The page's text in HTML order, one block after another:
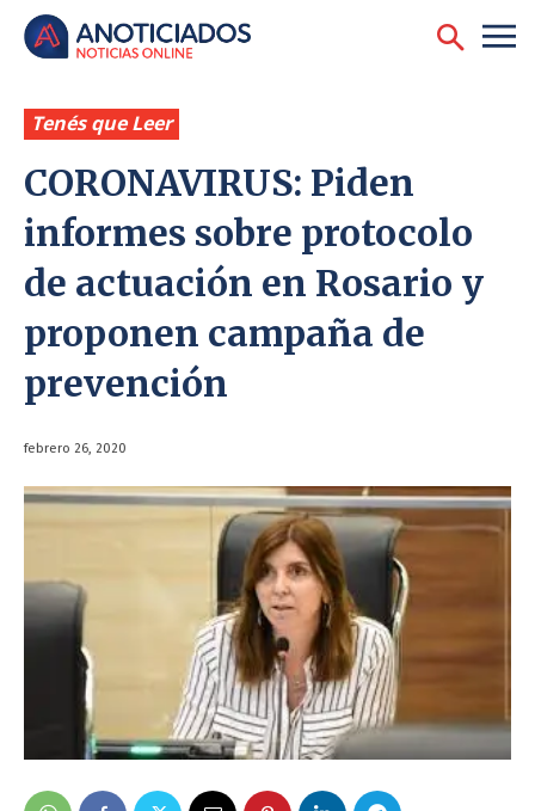
Tenés que Leer
CORONAVIRUS: Piden
informes sobre protocolo
de actuación en Rosario y
proponen campaña de
prevención
febrero 26, 2020